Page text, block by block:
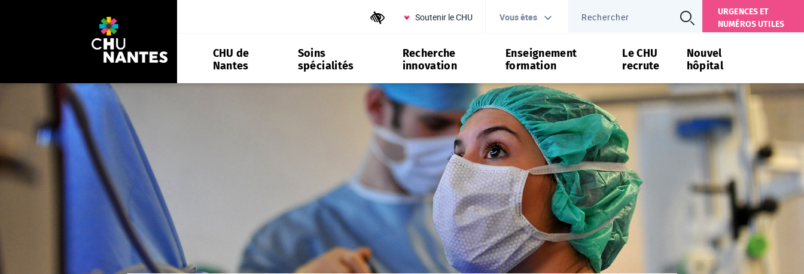
Outils d'accessibilité
Soutenir le CHU Vous êtes
URGENCES ET
NUMÉROS UTILES
CHU de
Nantes
Soins
spécialités
Recherche
innovation
Enseignement
formation
Le CHU
recrute
Nouvel
hôpital